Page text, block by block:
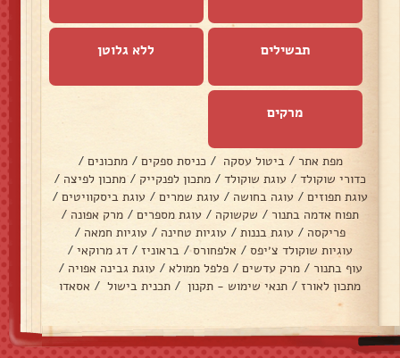
תבשילים ללא גלוטן
מרקים
מפת אתר / ביטול עסקה / כניסת ספקים / מתכונים /
כדורי שוקולד / עוגת שוקולד / מתכון לפנקייק / מתכון לפיצה /
עוגת תפוזים / עוגה בחושה / עוגת שמרים / עוגת ביסקוויטים /
תפוח אדמה בתנור / שקשוקה / עוגת מספרים / מרק אפונה /
פריקסה / עוגת בננות / עוגיות טחינה / עוגיות חמאה /
עוגיות שוקולד צ׳יפס / אלפחורס/ בראוניז / דג מרוקאי /
עוף בתנור / מרק עדשים / פלפל ממולא / עוגת גבינה אפויה /
מתכון לאורז / תנאי שימוש - תקנון / תכנית בישול / אסאדו